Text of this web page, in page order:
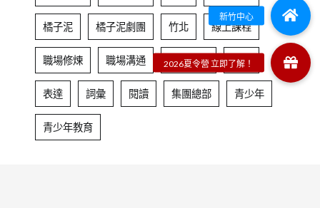
橘子泥 橘子泥劇團 竹北 線上課程
職場修煉 職場溝通 職場進修 自信
表達 詞彙 閱讀 集團總部 青少年
青少年教育